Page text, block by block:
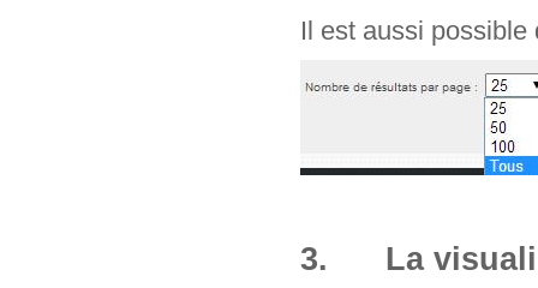
Il est aussi
3. La